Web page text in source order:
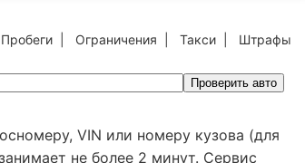
Пробеги| Ограничения Такси| Штрафы
Проверить авто
VIN или номеру кузова (для
не более 2 минут. Сервис